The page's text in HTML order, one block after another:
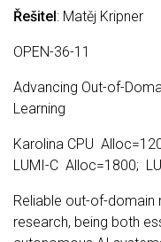
Řešitel : Matěj
OPEN-36-11
Advancing Out-of-
Learning
Karolina CPU
LUMI-C
Reliable out-of-domain
research, being both